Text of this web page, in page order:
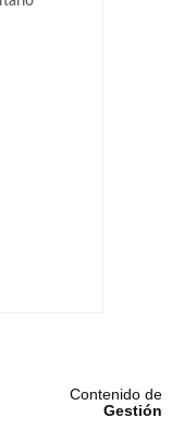
Contenido de
Gestión